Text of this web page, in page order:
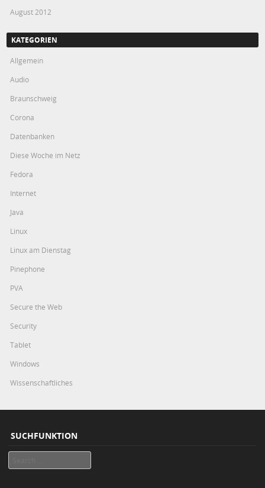
August 2012
KATEGORIEN
Allgemein
Audio
Braunschweig
Corona
Datenbanken
Diese Woche im Netz
Fedora
Internet
Java
Linux
Linux am Dienstag
Pinephone
PVA
Secure the Web
Security
Tablet
Windows
Wissenschaftliches
SUCHFUNKTION